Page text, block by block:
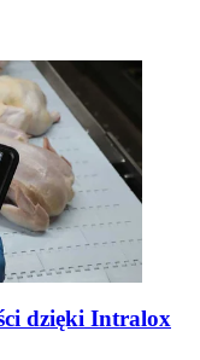
dzięki Intralox